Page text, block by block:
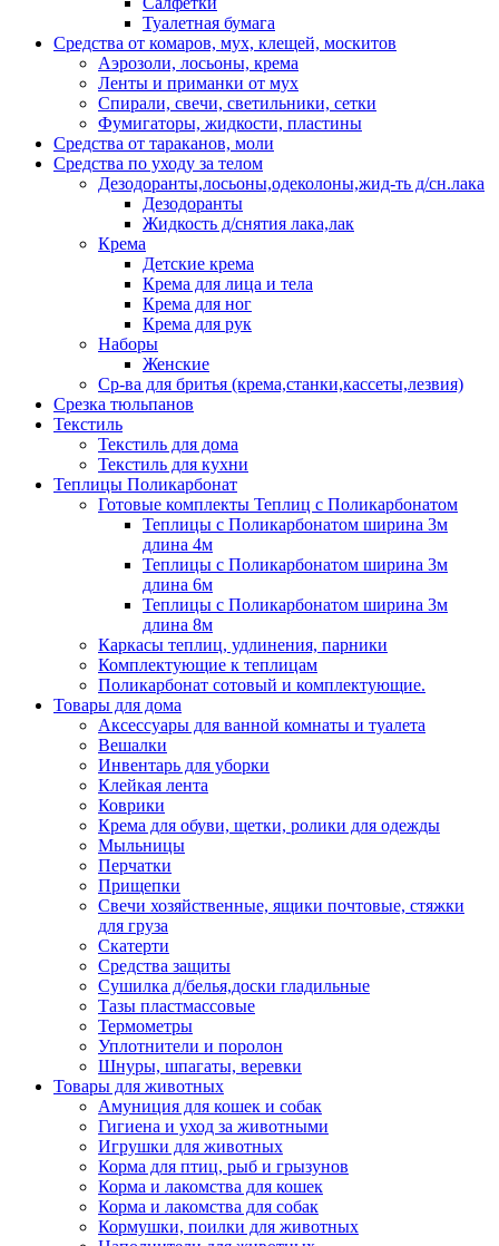
Туалетная бумага
Средства от комаров, мух, клещей, москитов
Аэрозоли, лосьоны, крема
Ленты и приманки от мух
Спирали, свечи, светильники, сетки
Фумигаторы, жидкости, пластины
Средства от тараканов, моли
Средства по уходу за телом
Дезодоранты,лосьоны,одеколоны,жид-ть д/сн.лака
Дезодоранты
Жидкость д/снятия лака,лак
Крема
Детские крема
Крема для лица и тела
Крема для ног
Крема для рук
Наборы
Женские
Ср-ва для бритья (крема,станки,кассеты,лезвия)
Срезка тюльпанов
Текстиль
Текстиль для дома
Текстиль для кухни
Теплицы Поликарбонат
Готовые комплекты Теплиц с Поликарбонатом
Теплицы с Поликарбонатом ширина 3м
длина 4м
Теплицы с Поликарбонатом ширина 3м
длина 6м
Теплицы с Поликарбонатом ширина 3м
длина 8м
Каркасы теплиц, удлинения, парники
Комплектующие к теплицам
Поликарбонат сотовый и комплектующие.
Товары для дома
Аксессуары для ванной комнаты и туалета
Вешалки
Инвентарь для уборки
Клейкая лента
Коврики
Крема для обуви, щетки, ролики для одежды
Мыльницы
Перчатки
Прищепки
Свечи хозяйственные, ящики почтовые, стяжки
для груза
Скатерти
Средства защиты
Сушилка д/белья,доски гладильные
Тазы пластмассовые
Термометры
Уплотнители и поролон
Шнуры, шпагаты, веревки
Товары для животных
Амуниция для кошек и собак
Гигиена и уход за животными
Игрушки для животных
Корма для птиц, рыб и грызунов
Корма и лакомства для кошек
Корма и лакомства для собак
Кормушки, поилки для животных